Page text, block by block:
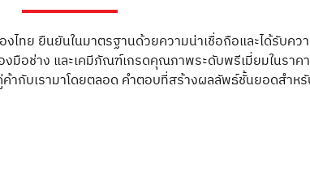
ย ยืนยันในมาตรฐานด้วยความน่าเชื่อถือและได้รับควา
มือช่าง และเคมีภัณฑ์เกรดคุณภาพระดับพรีเมี่ยมในราค
ากับเรามาโดยตลอด คำตอบที่สร้างผลลัพธ์ชั้นยอดสำห